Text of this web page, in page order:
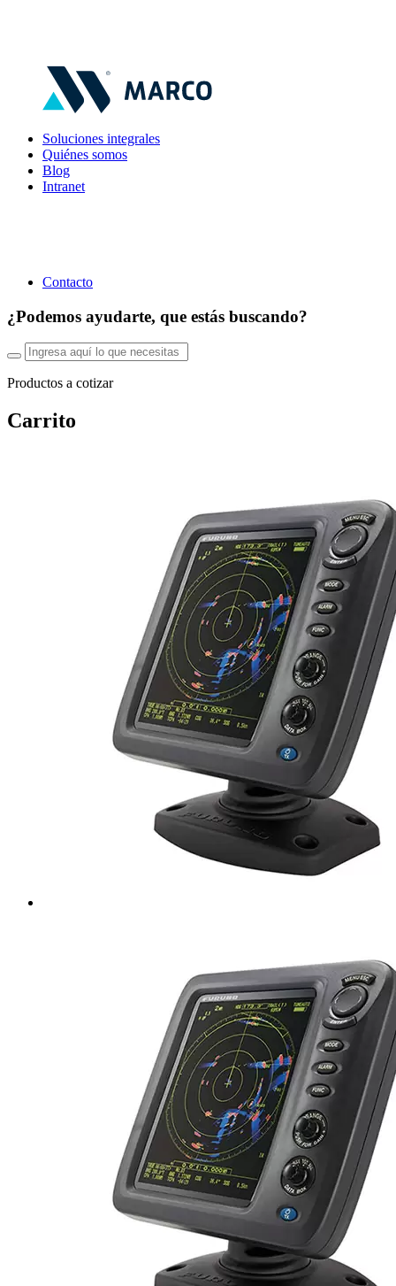
Soluciones integrales
Quiénes somos
Blog
Intranet
Contacto
¿Podemos ayudarte, que estás buscando?
Productos a cotizar
Carrito